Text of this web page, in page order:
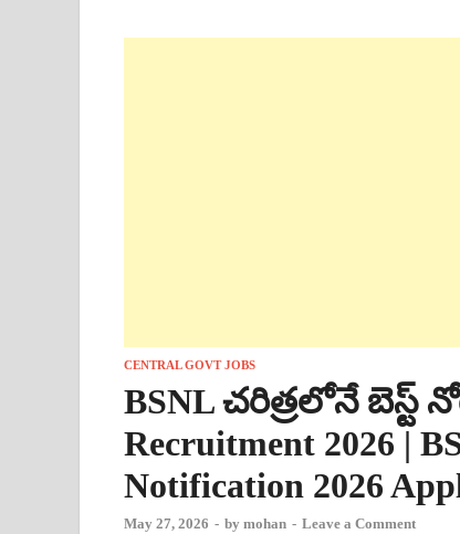
CENTRAL GOVT JOBS
BSNL చరిత్రలోనే బెస్ట్
Recruitment 2026 |
Notification 2026
May 27, 2026 - by mohan - Leave a Comment